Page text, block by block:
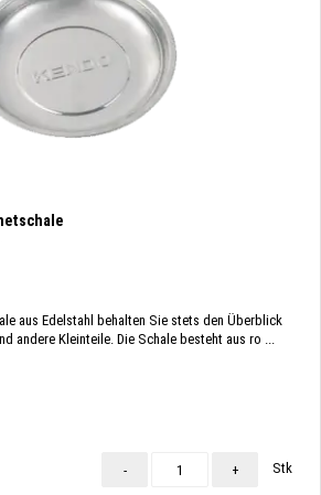
aus Edelstahl behalten Sie stets den Überblick
andere Kleinteile. Die Schale besteht aus ro ...
- + Stk